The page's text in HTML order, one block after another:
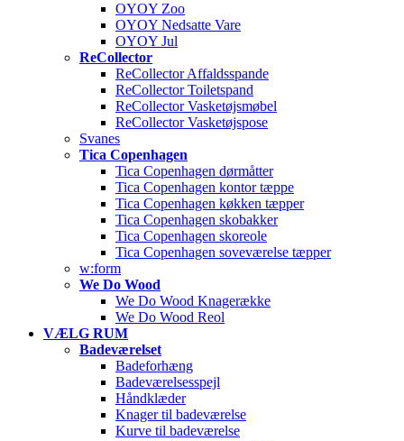
OYOY Zoo
OYOY Nedsatte Vare
OYOY Jul
ReCollector
ReCollector Affaldsspande
ReCollector Toiletspand
ReCollector Vasketøjsmøbel
ReCollector Vasketøjspose
Svanes
Tica Copenhagen
Tica Copenhagen dørmåtter
Tica Copenhagen kontor tæppe
Tica Copenhagen køkken tæpper
Tica Copenhagen skobakker
Tica Copenhagen skoreole
Tica Copenhagen soveværelse tæpper
w:form
We Do Wood
We Do Wood Knagerække
We Do Wood Reol
VÆLG RUM
Badeværelset
Badeforhæng
Badeværelsesspejl
Håndklæder
Knager til badeværelse
Kurve til badeværelse